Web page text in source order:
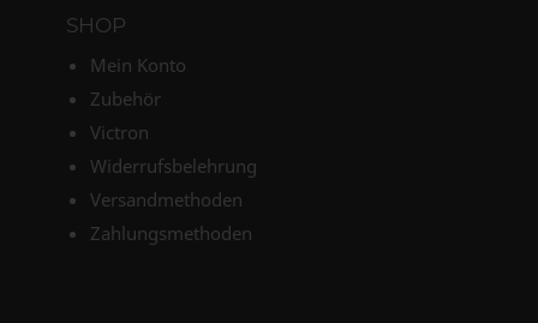
SHOP
Mein Konto
Zubehör
Victron
Widerrufsbelehrung
Versandmethoden
Zahlungsmethoden